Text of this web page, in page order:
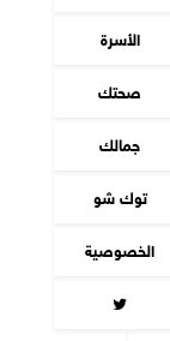
الأسرة
صحتك
جمالك
توك شو
الخصوصية
